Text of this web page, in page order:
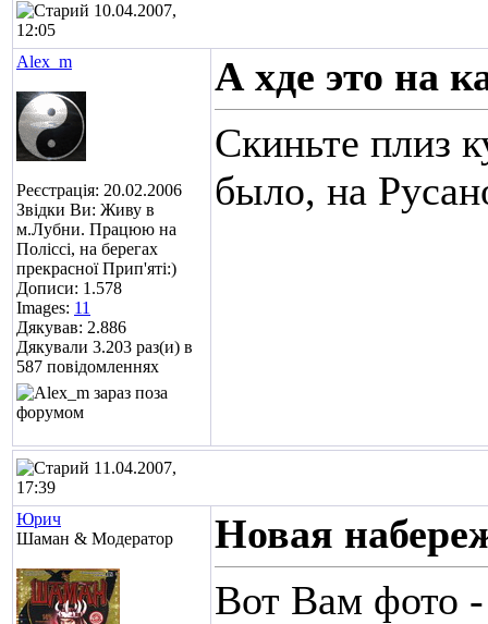
10.04.2007,
12:05
Alex_m
Реєстрація: 20.02.2006
Звідки Ви: Живу в
м.Лубни. Працюю на
Поліссі, на берегах
прекрасної Прип'яті:)
Дописи: 1.578
Images: 11
Дякував: 2.886
Дякували 3.203 раз(и) в
587 повідомленнях
А хде это на
Скиньте плиз
было, на
11.04.2007,
17:39
Юрич
Шаман & Модератор
Новая
Вот Вам фото -